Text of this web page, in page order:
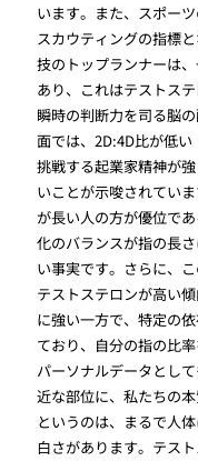
います。また、スポー
スカウティングの指標
技のトップランナーは
あり、これはテストス
瞬時の判断力を司る脳
面では、2D:4D比が低
挑戦する起業家精神が
いことが示唆されてい
が長い人の方が優位で
化のバランスが指の長
い事実です。さらに、
テストステロンが高い
に強い一方で、特定の
ており、自分の指の比
パーソナルデータとし
近な部位に、私たちの
というのは、まるで人
白さがあります。テス